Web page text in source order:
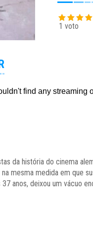
1 voto
da história do cinema
mesma medida em que
anos, deixou um vácuo